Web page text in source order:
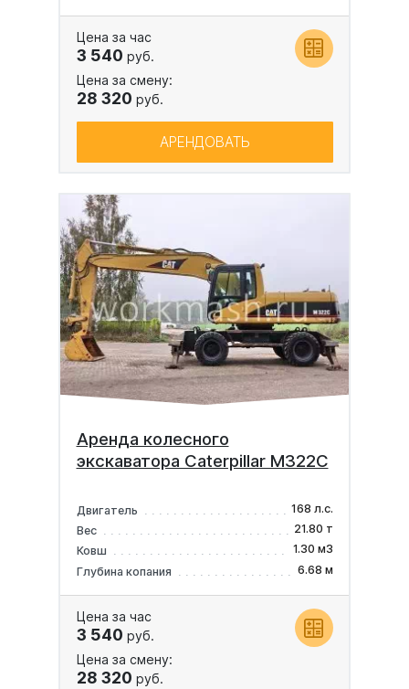
Цена за час
3 540 руб.
Цена за смену:
28 320 руб.
АРЕНДОВАТЬ
Аренда колесного
экскаватора Caterpillar M322C
Двигатель
168 л.с.
Вес
21.80 т
Ковш
1.30 м3
Глубина копания
6.68 м
Цена за час
3 540 руб.
Цена за смену:
28 320 руб.